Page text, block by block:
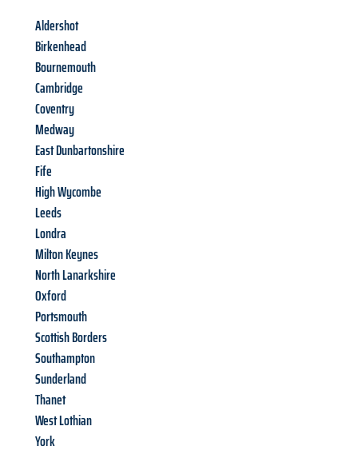
Aldershot
Birkenhead
Bournemouth
Cambridge
Coventry
Medway
East Dunbartonshire
Fife
High Wycombe
Leeds
Londra
Milton Keynes
North Lanarkshire
Oxford
Portsmouth
Scottish Borders
Southampton
Sunderland
Thanet
West Lothian
York